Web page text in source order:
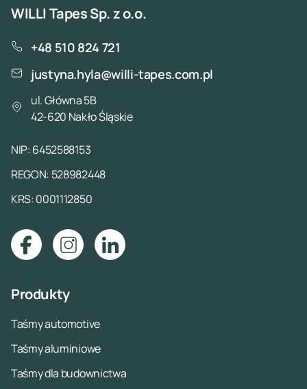
WILLI Tapes Sp. z o.o.
+48 510 824 721
justyna.hyla@willi-tapes.com.pl
ul. Główna 5B
42-620 Nakło Śląskie
NIP: 6452588153
REGON: 528982448
KRS: 0001112850
Produkty
Taśmy automotive
Taśmy aluminiowe
Taśmy dla budownictwa